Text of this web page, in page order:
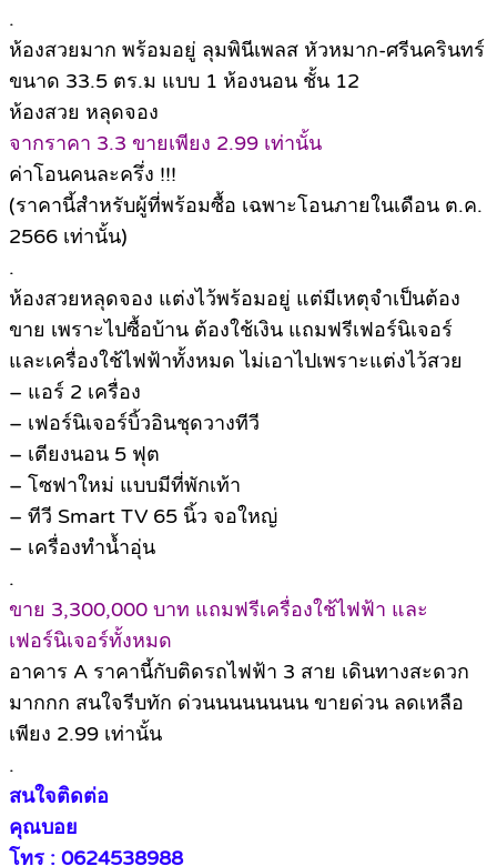
.
ห้องสวยมาก พร้อมอยู่ ลุมพินีเพลส หัวหมาก-ศรีนครินทร์
ขนาด 33.5 ตร.ม แบบ 1 ห้องนอน ชั้น 12
ห้องสวย หลุดจอง
จากราคา 3.3 ขายเพียง 2.99 เท่านั้น
ค่าโอนคนละครึ่ง !!!
(ราคานี้สำหรับผู้ที่พร้อมซื้อ เฉพาะโอนภายในเดือน ต.ค.
2566 เท่านั้น)
.
ห้องสวยหลุดจอง แต่งไว้พร้อมอยู่ แต่มีเหตุจำเป็นต้อง
ขาย เพราะไปซื้อบ้าน ต้องใช้เงิน แถมฟรีเฟอร์นิเจอร์
และเครื่องใช้ไฟฟ้าทั้งหมด ไม่เอาไปเพราะแต่งไว้สวย
– แอร์ 2 เครื่อง
– เฟอร์นิเจอร์บิ้วอินชุดวางทีวี
– เตียงนอน 5 ฟุต
– โซฟาใหม่ แบบมีที่พักเท้า
– ทีวี Smart TV 65 นิ้ว จอใหญ่
– เครื่องทำน้ำอุ่น
.
ขาย 3,300,000 บาท แถมฟรีเครื่องใช้ไฟฟ้า และ
เฟอร์นิเจอร์ทั้งหมด
อาคาร A ราคานี้กับติดรถไฟฟ้า 3 สาย เดินทางสะดวก
มากกก สนใจรีบทัก ด่วนนนนนนนน ขายด่วน ลดเหลือ
เพียง 2.99 เท่านั้น
.
สนใจติดต่อ
คุณบอย
โทร : 0624538988